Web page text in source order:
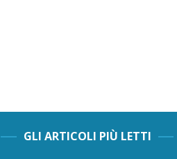
GLI ARTICOLI PIÙ LETTI